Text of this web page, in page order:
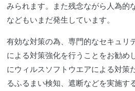
みられます。また残念ながら人為的
などもいまだ発生しています。
有効な対策の為、専門的なセキュリ
による対策強化を行うことをお勧め
にウィルスソフトウエアによる対策
るふるまい検知、遮断などを実施す